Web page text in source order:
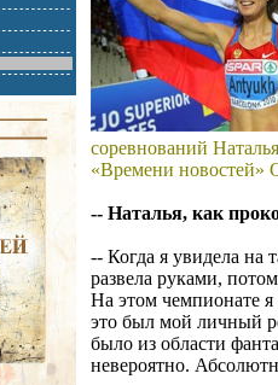
соревнований
«Времени
-- Наталья, как
-- Когда я увидела на
развела руками,
На этом чемпионате я
это был мой личный
было из области
невероятно.